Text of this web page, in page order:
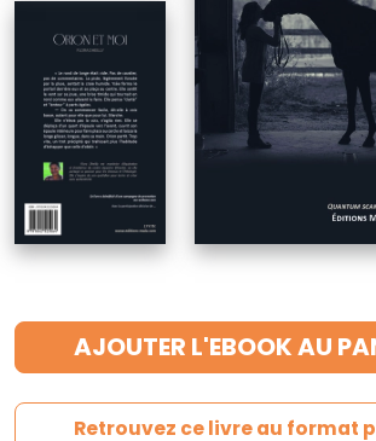
AJOUTER L'EBOOK AU
Retrouvez ce livre au format